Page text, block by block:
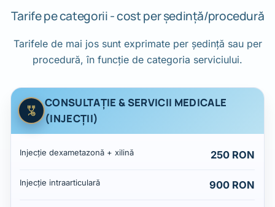
Tarife pe categorii - cost per ședință/procedură
Tarifele de mai jos sunt exprimate per ședință sau per
procedură, în funcție de categoria serviciului.
CONSULTAȚIE & SERVICII MEDICALE
(INJECȚII)
Prețuri: Consultație & servicii medicale (injecții)
Serviciu
Injecție dexametazonă + xilină 250 RON
Injecție intraarticulară 900 RON